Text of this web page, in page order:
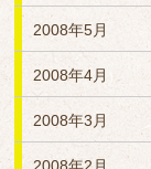
2008年5月
2008年4月
2008年3月